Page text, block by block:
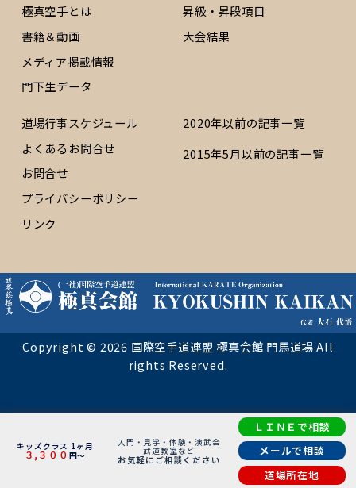
極真空手とは
書籍＆動画
メディア掲載情報
門下生データ
昇級・昇段項目
大会結果
道場行事スケジュール
よくあるお問合せ
お問合せ
プライバシーポリシー
リンク
2020年以前の記事一覧
2015年5月以前の記事一覧
Copyright © 2026 国際空手道連盟 極真会館 門馬道場 All
rights Reserved.
キッズクラス 1ヶ月
３,３００ 円～
入門・見学・体験・演武会
武道教室など
お気軽にご相談ください
ＬＩＮＥで相談
メールで相談
道場所在地